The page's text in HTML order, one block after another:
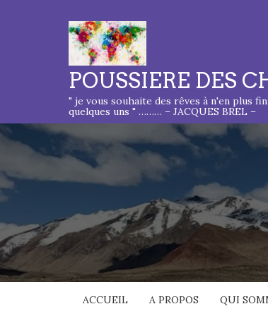
POUSSIERE DES
" je vous souhaite des rêves à n'en plus
quelques uns " ……… – JACQUES BREL –
ACCUEIL A PROPOS QUI